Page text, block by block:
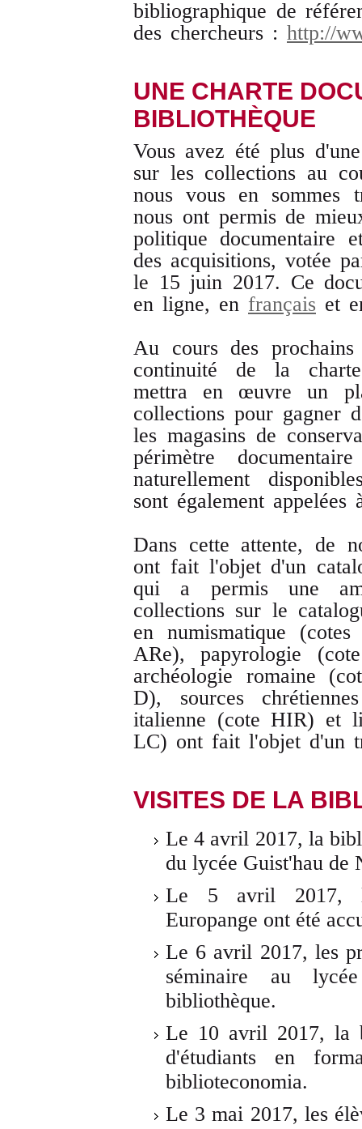
bibliographique de
des chercheurs : http://
UNE CHARTE
BIBLIOTHÈQUE
Vous avez été plus
sur les collections au
nous vous en sommes
nous ont permis de
politique documentaire
des acquisitions, votée
le 15 juin 2017. Ce
en ligne, en français et
Au cours des
continuité de la
mettra en œuvre un
collections pour gagner
les magasins de
périmètre
naturellement
sont également appelées
Dans cette attente, de
ont fait l'objet d'un
qui a permis une
collections sur le
en numismatique
ARe), papyrologie
archéologie romaine
D), sources
italienne (cote HIR) et
LC) ont fait l'objet d'un
VISITES DE LA
Le 4 avril 2017, la
du lycée Guist'hau de
Le 5 avril 2017,
Europange ont été
Le 6 avril 2017, les
séminaire au
bibliothèque.
Le 10 avril 2017, la
d'étudiants en
biblioteconomia.
Le 3 mai 2017, les